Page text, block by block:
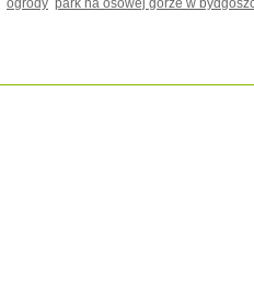
ogrody park na osowej górze w